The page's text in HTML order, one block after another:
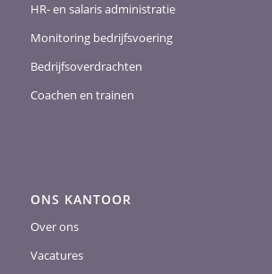
HR- en salaris administratie
Monitoring bedrijfsvoering
Bedrijfsoverdrachten
Coachen en trainen
ONS KANTOOR
Over ons
Vacatures